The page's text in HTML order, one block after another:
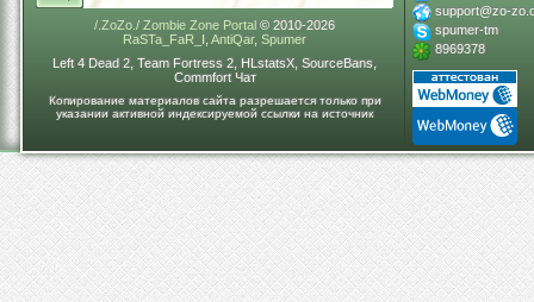
/.ZoZo./ Zombie Zone Portal © 2010-2026
RaSTa_FaR_I AntiQar, Spumer
Left 4 Dead 2, Team Fortress 2, HLstatsX, SourceBans,
Commfort Чат
Копирование материалов сайта разрешается только при
указании активной индексируемой ссылки на источник
support@zo-
spumer-tm
8969378